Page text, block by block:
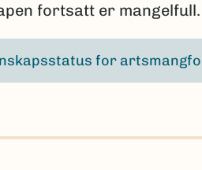
fortsatt er mangelfull.
for